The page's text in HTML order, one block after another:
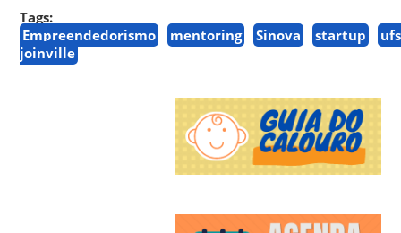
Tags:
Empreendedorismo
mentoring Sinova startup
joinville